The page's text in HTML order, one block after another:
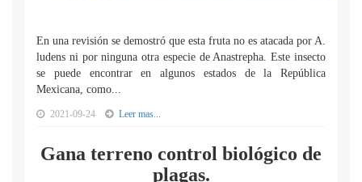
En una revisión se demostró que esta fruta no es atacada por A.
ludens ni por ninguna otra especie de Anastrepha. Este insecto
se puede encontrar en algunos estados de la República
Mexicana, como...
2021-09-24 Leer mas...
Gana terreno control biológico de
plagas.